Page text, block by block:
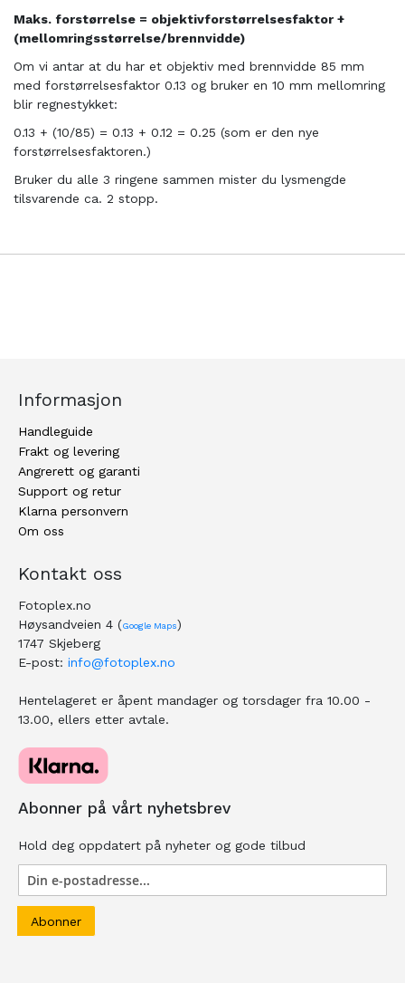
Maks. forstørrelse = objektivforstørrelsesfaktor +
(mellomringsstørrelse/brennvidde)
Om vi antar at du har et objektiv med brennvidde 85 mm
med forstørrelsesfaktor 0.13 og bruker en 10 mm mellomring
blir regnestykket:
0.13 + (10/85) = 0.13 + 0.12 = 0.25 (som er den nye
forstørrelsesfaktoren.)
Bruker du alle 3 ringene sammen mister du lysmengde
tilsvarende ca. 2 stopp.
Informasjon
Handleguide
Frakt og levering
Angrerett og garanti
Support og retur
Klarna personvern
Om oss
Kontakt oss
Fotoplex.no
Høysandveien 4 (Google Maps)
1747 Skjeberg
E-post: info@fotoplex.no
Hentelageret er åpent mandager og torsdager fra 10.00 -
13.00, ellers etter avtale.
Abonner på vårt nyhetsbrev
Hold deg oppdatert på nyheter og gode tilbud
Abonner